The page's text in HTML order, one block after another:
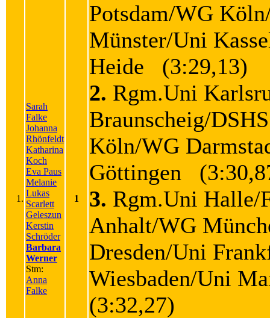
1.
Sarah
Falke
Johanna
Rhönfeldt
Katharina
Koch
Eva Paus
Melanie
Lukas
Scarlett
Geleszun
Kerstin
Schröder
Barbara
Werner
Stm:
Anna
Falke
1
Potsdam/WG
Münster/Uni
Heide (3:29,13)
2. Rgm.Uni
Braunscheig/DSHS
Köln/WG
Göttingen
3. Rgm.Uni Halle/
Anhalt/WG
Dresden/Uni
Wiesbaden/Uni
(3:32,27)